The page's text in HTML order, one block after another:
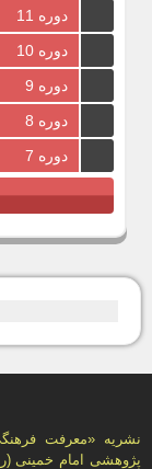
دوره 11
دوره 10
دوره 9
دوره 8
دوره 7
نشریه «معرفت
پژوهشی امام خمینی